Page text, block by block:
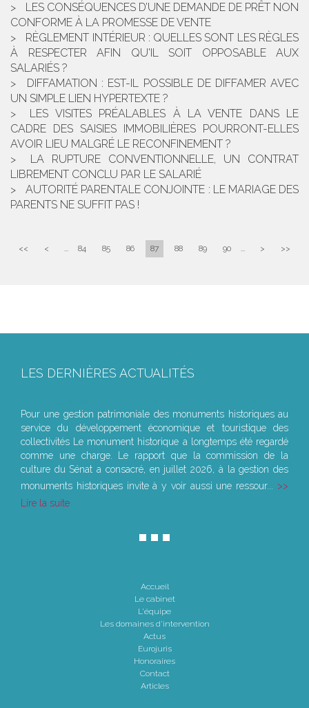
LES CONSÉQUENCES D’UNE DEMANDE DE PRÊT NON
CONFORME À LA PROMESSE DE VENTE
RÈGLEMENT INTÉRIEUR : QUELLES SONT LES RÈGLES
À RESPECTER AFIN QU'IL SOIT OPPOSABLE AUX
SALARIÉS ?
DIFFAMATION : EST-IL POSSIBLE DE DIFFAMER AVEC
UN SIMPLE LIEN HYPERTEXTE ?
LES VISITES PRÉALABLES À LA VENTE DANS LE
CADRE DES SAISIES IMMOBILIÈRES POURRONT-ELLES
AVOIR LIEU MALGRÉ LE RECONFINEMENT ?
LA RUPTURE CONVENTIONNELLE, UN CONTRAT
LIBREMENT CONCLU PAR LE SALARIÉ
AUTORITÉ PARENTALE CONJOINTE : LE MARIAGE DES
PARENTS NE SUFFIT PAS !
<< < ... 84 85 86 87 88 89 90 ... > >>
LES DERNIÈRES ACTUALITÉS
Pour une gestion patrimoniale des monuments historiques au
service du développement économique et touristique des
collectivités Le monument historique a longtemps été regardé
comme une charge. Le rapport que la commission de la
culture du Sénat a consacré, en juillet 2026, à la gestion des
monuments historiques invite à y voir aussi une ressour...
Lire la suite
Accueil
Le cabinet
L'équipe
Les domaines d'intervention
Actus
Eurojuris
Honoraires
Contact
Articles